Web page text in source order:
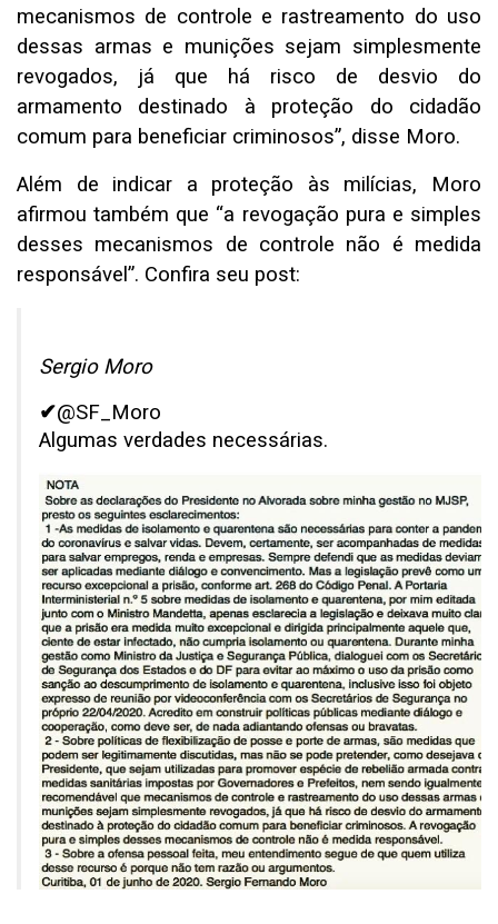
mecanismos de controle e rastreamento do uso
dessas armas e munições sejam simplesmente
revogados, já que há risco de desvio do
armamento destinado à proteção do cidadão
comum para beneficiar criminosos”, disse Moro.
Além de indicar a proteção às milícias, Moro
afirmou também que “a revogação pura e simples
desses mecanismos de controle não é medida
responsável”. Confira seu post:
Sergio Moro
✔@SF_Moro
Algumas verdades necessárias.